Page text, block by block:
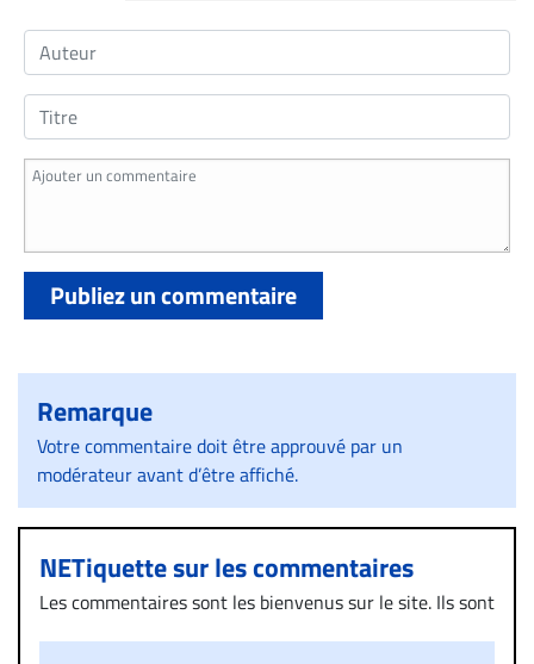
Publiez un commentaire
Remarque
Votre commentaire doit être approuvé par un
modérateur avant d’être affiché.
NETiquette sur les commentaires
Les commentaires sont les bienvenus sur le site. Ils sont